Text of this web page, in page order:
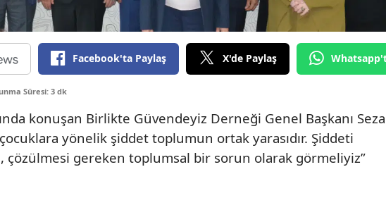
Elazığ
Erzincan
Erzurum
Gaziantep
Giresun
Facebook'ta Paylaş X'de Paylaş
Süresi: 3 dk
konuşan Birlikte Güvendeyiz Derneği Genel Başkanı
çocuklara yönelik şiddet toplumun ortak yarasıdır. Şiddeti
çözülmesi gereken toplumsal bir sorun olarak görmeliyiz”